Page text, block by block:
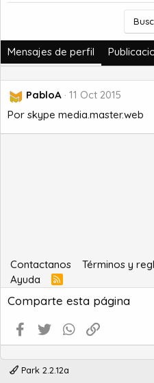
Mensajes de perfil
PabloA
11 Oct 2015
Por skype media.master.web
Contactanos Términos y
Ayuda
R
S
S
Comparte esta página
Facebook
Twitter WhatsApp
Park 2.2.12a